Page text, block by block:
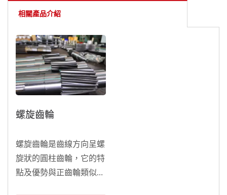
相關產品介紹
螺旋齒輪
螺旋齒輪是齒線方向呈螺
旋狀的圓柱齒輪，它的特
點及優勢與正齒輪類似，